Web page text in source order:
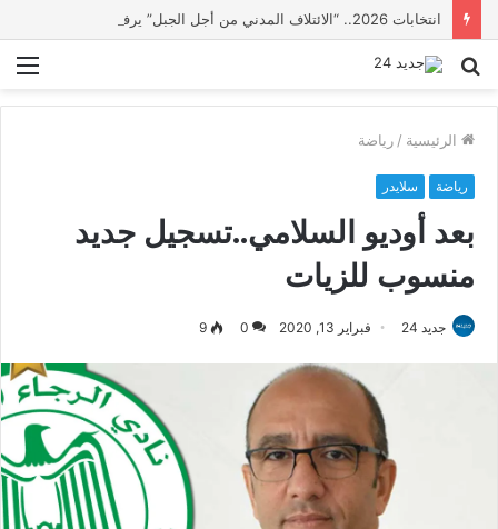
بحث
الرئيسية / رياضة
رياضة سلايدر
بعد أوديو السلامي..تسجيل جديد
منسوب للزيات
جديد 24 فبراير 13, 2020 0
9